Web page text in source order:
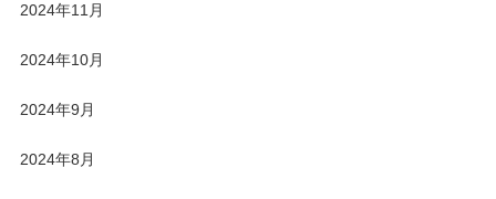
2024年11月
2024年10月
2024年9月
2024年8月